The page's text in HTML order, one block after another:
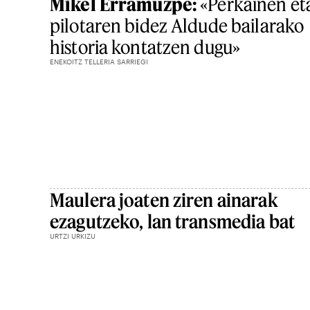
pilotaren bidez Aldude bailarako
historia kontatzen dugu»
ENEKOITZ TELLERIA SARRIEGI
Maulera joaten ziren ainarak
ezagutzeko, lan transmedia bat
URTZI URKIZU